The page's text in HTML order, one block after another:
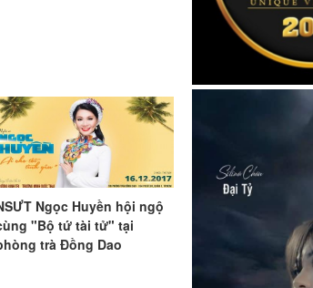
Ngọc Huyền hội ngộ
"Bộ tứ tài tử" tại
trà Đồng Dao